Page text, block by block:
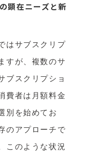
顕在ニーズと新
はサブスクリプ
すが、複数のサ
ブスクリプショ
費者は月額料金
別を始めてお
のアプローチで
このような状況